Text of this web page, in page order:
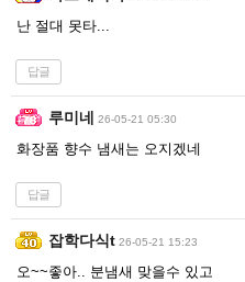
난 절대 못타...
답글
루미네 26-05-21 05:30
화장품 향수 냄새는 오지겠네
답글
잡학다식t 26-05-21 15:23
오~~좋아.. 분냄새 맞을수 있고